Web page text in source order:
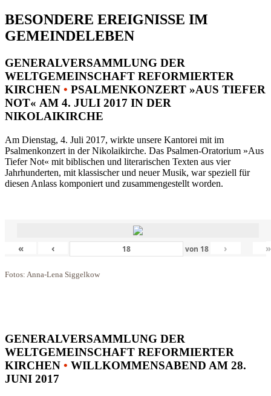
BESONDERE EREIGNISSE IM
GEMEINDELEBEN
GENERALVERSAMMLUNG DER
WELTGEMEINSCHAFT REFORMIERTER
KIRCHEN • PSALMENKONZERT »AUS TIEFER
NOT« AM 4. JULI 2017 IN DER
NIKOLAIKIRCHE
Am Dienstag, 4. Juli 2017, wirkte unsere Kantorei mit im
Psalmenkonzert in der Nikolaikirche. Das Psalmen-Oratorium »Aus
Tiefer Not« mit biblischen und literarischen Texten aus vier
Jahrhunderten, mit klassischer und neuer Musik, war speziell für
diesen Anlass komponiert und zusammengestellt worden.
« ‹ von 18 › »
Fotos: Anna-Lena Siggelkow
GENERALVERSAMMLUNG DER
WELTGEMEINSCHAFT REFORMIERTER
KIRCHEN • WILLKOMMENSABEND AM 28.
JUNI 2017